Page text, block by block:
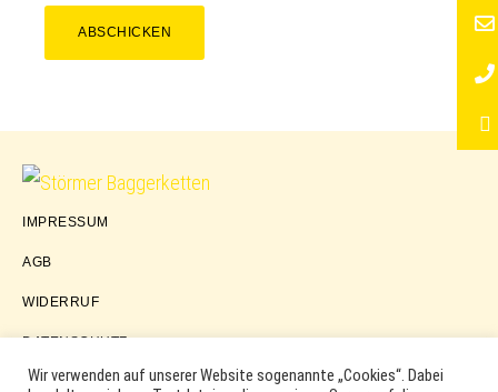
ABSCHICKEN
Störmer
IMPRESSUM
AGB
WIDERRUF
DATENSCHUTZ
Wir verwenden auf unserer Website sogenannte „Cookies“. Dabei